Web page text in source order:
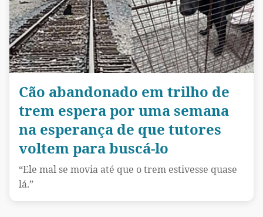
Cão abandonado em trilho de
trem espera por uma semana
na esperança de que tutores
voltem para buscá-lo
“Ele mal se movia até que o trem estivesse quase
lá.”